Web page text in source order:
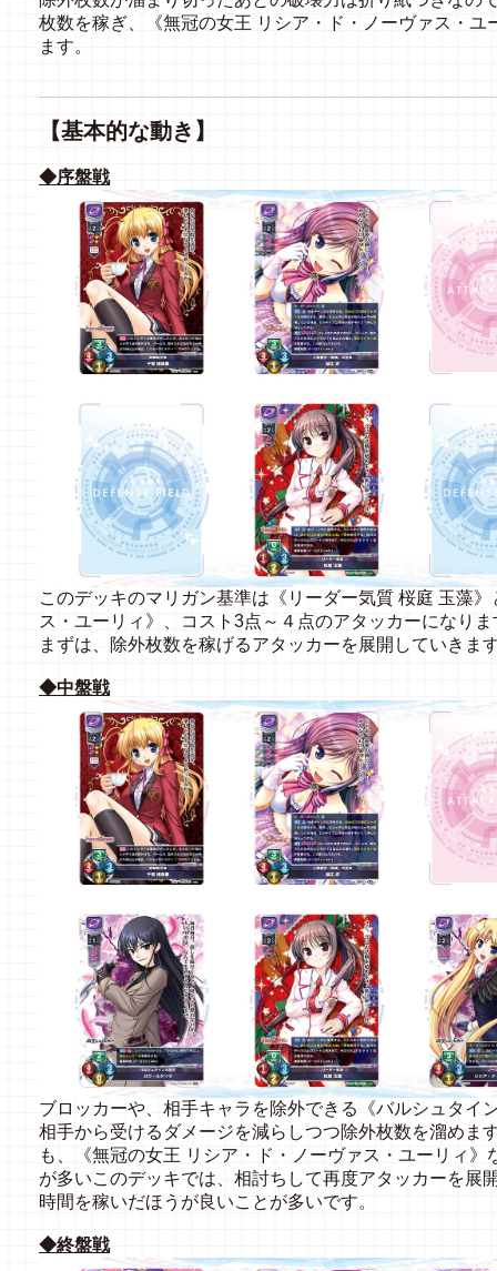
枚数を稼ぎ、《無冠の女王 リシア・ド・ノーヴァス・
ます。
【基本的な動き】
◆序盤戦
このデッキのマリガン基準は《リーダー気質 桜庭 玉藻
ス・ユーリィ》、コスト3点～４点のアタッカーになりま
まずは、除外枚数を稼げるアタッカーを展開していきま
◆中盤戦
ブロッカーや、相手キャラを除外できる《バルシュタイ
相手から受けるダメージを減らしつつ除外枚数を溜めま
も、《無冠の女王 リシア・ド・ノーヴァス・ユーリィ
が多いこのデッキでは、相討ちして再度アタッカーを展
時間を稼いだほうが良いことが多いです。
◆終盤戦